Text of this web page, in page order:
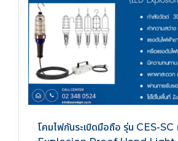
โคมไฟกันระเบิดมือถือ รุ่น CES-